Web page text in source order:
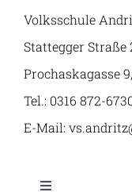
Volksschule
Stattegger Straße
Prochaskagasse
Tel.: 0316 872-
E-Mail: